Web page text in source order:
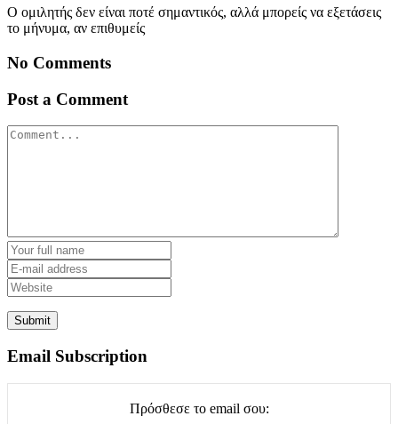
Ο ομιλητής δεν είναι ποτέ σημαντικός, αλλά μπορείς να εξετάσεις
το μήνυμα, αν επιθυμείς
No Comments
Post a Comment
Email Subscription
Πρόσθεσε το email σου: